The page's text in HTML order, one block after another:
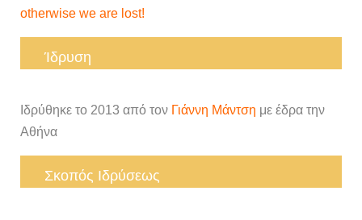
otherwise we are lost!
Ίδρυση
Ιδρύθηκε το 2013 από τον Γιάννη Μάντση με έδρα την
Αθήνα
Σκοπός Ιδρύσεως